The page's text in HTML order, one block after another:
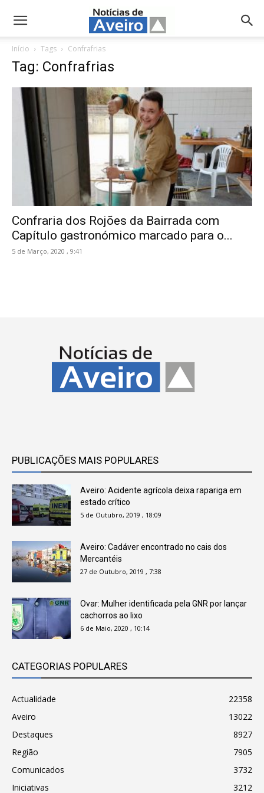
NotíciasdeAveiro.pt
Início Tags Confrafrias
Tag: Confrafrias
Confraria dos Rojões da Bairrada com
Capítulo gastronómico marcado para o...
5 de Março, 2020 , 9:41
PUBLICAÇÕES MAIS POPULARES
Aveiro: Acidente agrícola deixa rapariga em
estado crítico
5 de Outubro, 2019 , 18:09
Aveiro: Cadáver encontrado no cais dos
Mercantéis
27 de Outubro, 2019 , 7:38
Ovar: Mulher identificada pela GNR por lançar
cachorros ao lixo
6 de Maio, 2020 , 10:14
CATEGORIAS POPULARES
Actualidade
22358
Aveiro
13022
Destaques
8927
Região
7905
Comunicados
3732
Iniciativas
3212